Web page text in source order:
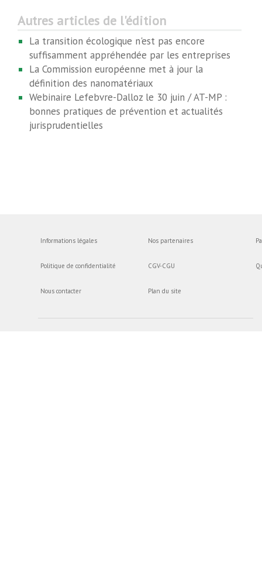
Autres articles de l'édition
La transition écologique n'est pas encore
suffisamment appréhendée par les entreprises
La Commission européenne met à jour la
définition des nanomatériaux
Webinaire Lefebvre-Dalloz le 30 juin / AT-MP :
bonnes pratiques de prévention et actualités
jurisprudentielles
Informations légales
Politique de confidentialité
Nous contacter
Nos partenaires
CGV-CGU
Plan du site